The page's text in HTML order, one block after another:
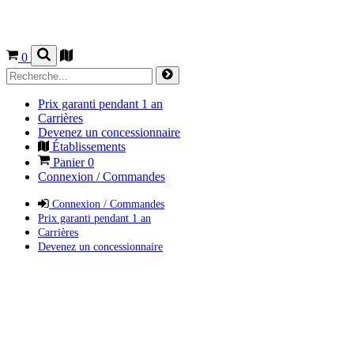
0
Prix garanti pendant 1 an
Carrières
Devenez un concessionnaire
Établissements
Panier0
Connexion / Commandes
Connexion / Commandes
Prix garanti pendant 1 an
Carrières
Devenez un concessionnaire